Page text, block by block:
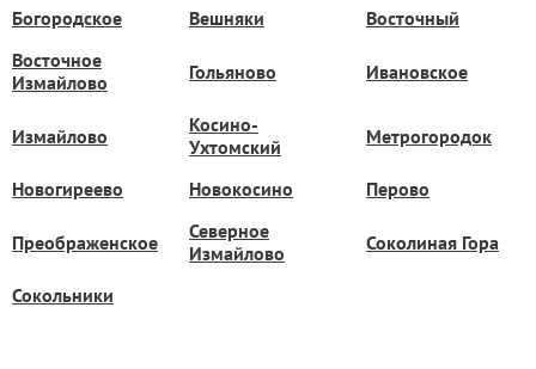
Богородское Вешняки
Восточный
Восточное
Измайлово
Гольяново Ивановское
Измайлово
Косино-
Ухтомский
Метрогородок
Новогиреево Новокосино Перово
Преображенское
Северное
Измайлово
Соколиная Гора
Сокольники